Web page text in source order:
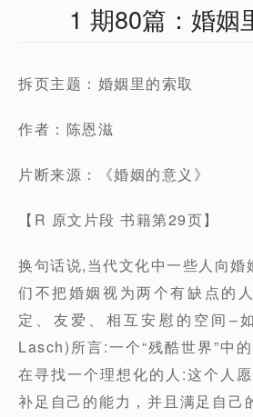
1 期80篇：婚姻
拆页主题：婚姻里的索取
作者：陈恩滋
片断来源：《婚姻的意义》
【R 原文片段 书籍第29页】
换句话说,当代文化中一些人向婚
们不把婚姻视为两个有缺点的
定、友爱、相互安慰的空间–
Lasch)所言:一个“残酷世界”中
在寻找一个理想化的人:这个人
补足自己的能力，并且满足自己